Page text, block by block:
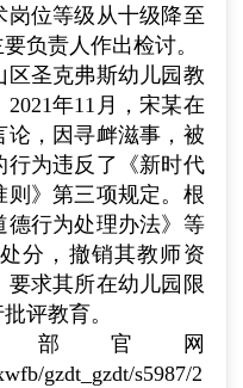
岗位等级从十级降至
负责人作出检讨。
圣克弗斯幼儿园教
2021年11 月，宋某在
论，因寻衅滋事，被
行为违反了《新时代
》第三项规定。根
德行为处理办法》等
分，撤销其教师资
求其所在幼儿园限
评教育。
官网
gzdt_gzdt/s5987/2